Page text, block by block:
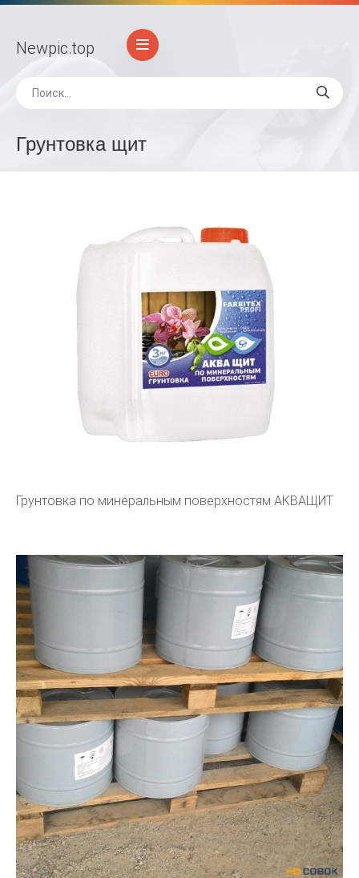
Newpic.top
Грунтовка щит
Грунтовка по минеральным поверхностям АКВАЩИТ